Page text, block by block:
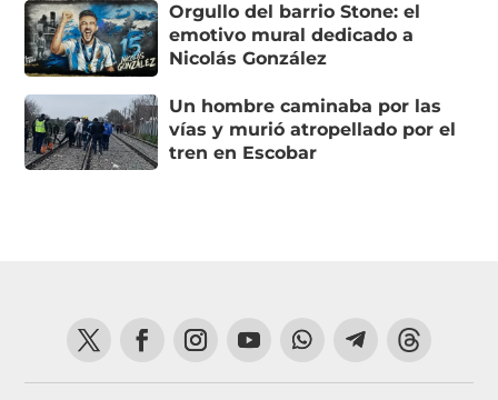
Orgullo del barrio Stone: el
emotivo mural dedicado a
Nicolás González
Un hombre caminaba por las
vías y murió atropellado por el
tren en Escobar